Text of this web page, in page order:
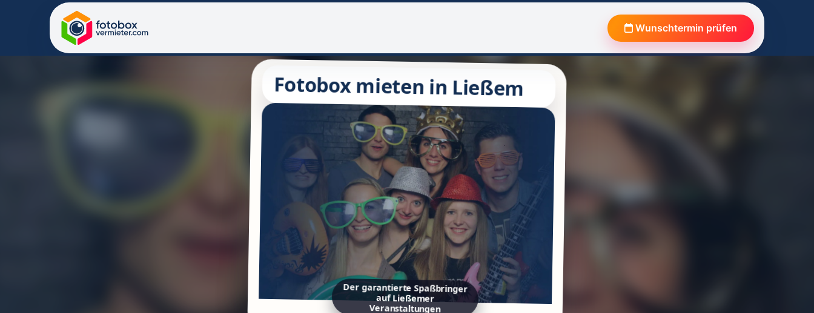
Wunschtermin prüfen
Fotobox mieten in Ließem
Der garantierte Spaßbringer
auf Ließemer